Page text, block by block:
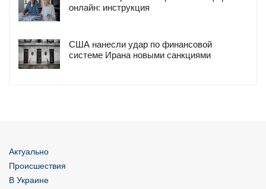
онлайн: инструкция
США нанесли удар по финансовой
системе Ирана новыми санкциями
Актуально
Происшествия
В Украине